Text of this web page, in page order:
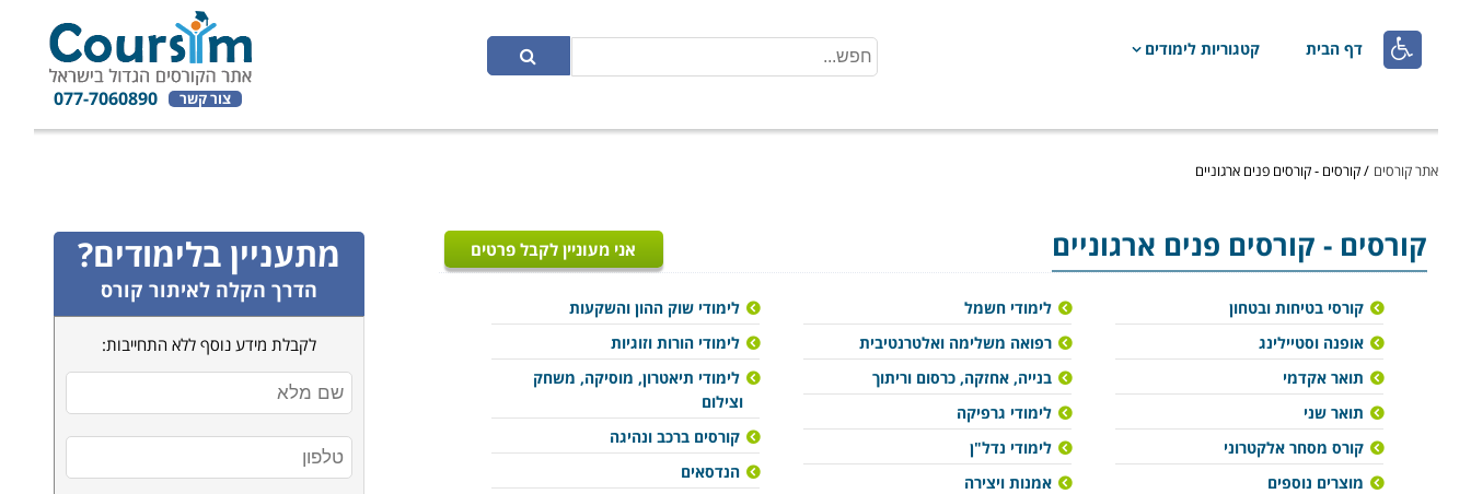
 דף הבית קטגוריות לימודים
צור קשר 077-7060890
אתר קורסים /קורסים - קורסים פנים ארגוניים
קורסים - קורסים פנים ארגוניים אני מעוניין לקבל פרטים
קורסי בטיחות ובטחון
אופנה וסטיילינג
תואר אקדמי
תואר שני
קורס מסחר אלקטרוני
מוצרים נוספים
לימודי חשמל
רפואה משלימה ואלטרנטיבית
בנייה, אחזקה, כרסום וריתוך
לימודי גרפיקה
לימודי נדל"ן
אמנות ויצירה
לימודי שוק ההון והשקעות
לימודי הורות וזוגיות
לימודי תיאטרון, מוסיקה, משחק
וצילום
קורסים ברכב ונהיגה
הנדסאים
מתעניין בלימודים?
הדרך הקלה לאיתור קורס
לקבלת מידע נוסף ללא התחייבות: